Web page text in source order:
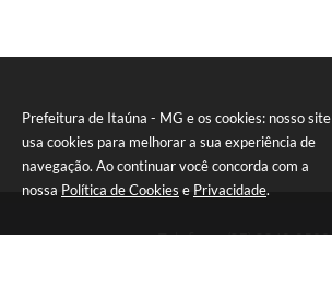
Prefeitura de Itaúna - MG e os cookies: nosso site
usa cookies para melhorar a sua experiência de
navegação. Ao continuar você concorda com a
nossa Política de Cookies e Privacidade.
Telefone: (37) 3249-9500